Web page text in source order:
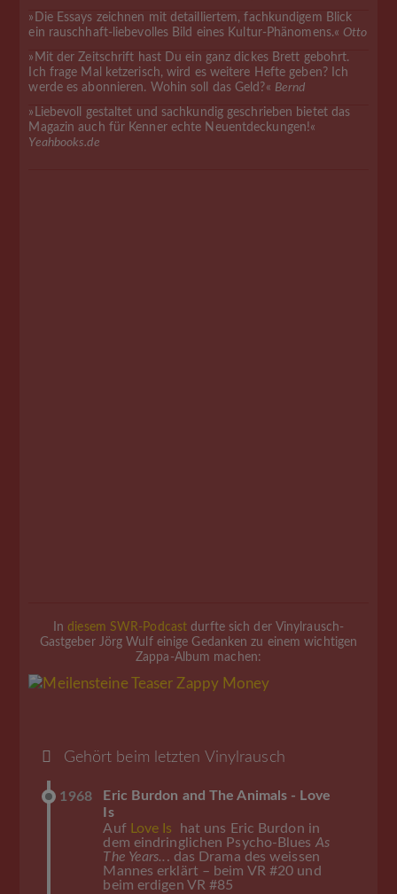
»Die Essays zeichnen mit detailliertem, fachkundigem Blick
ein rauschhaft-liebevolles Bild eines Kultur-Phänomens.« Otto
»Mit der Zeitschrift hast Du ein ganz dickes Brett gebohrt.
Ich frage Mal ketzerisch, wird es weitere Hefte geben? Ich
werde es abonnieren. Wohin soll das Geld?« Bernd
»Liebevoll gestaltet und sachkundig geschrieben bietet das
Magazin auch für Kenner echte Neuentdeckungen!«
Yeahbooks.de
In diesem SWR-Podcast durfte sich der Vinylrausch-
Gastgeber Jörg Wulf einige Gedanken zu einem wichtigen
Zappa-Album machen:
Gehört beim letzten Vinylrausch
1968
Eric Burdon and The Animals - Love
Is
Auf Love Is hat uns Eric Burdon in
dem eindringlichen Psycho-Blues As
The Years.. . das Drama des weissen
Mannes erklärt – beim VR #20 und
beim erdigen VR #85